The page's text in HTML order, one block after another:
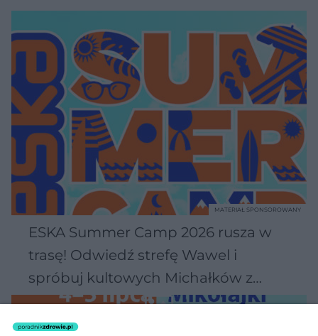
ESKA Summer Camp 2026 rusza w
trasę! Odwiedź strefę Wawel i
spróbuj kultowych Michałków z
Wawelu
MATERIAŁ SPONSOROWANY